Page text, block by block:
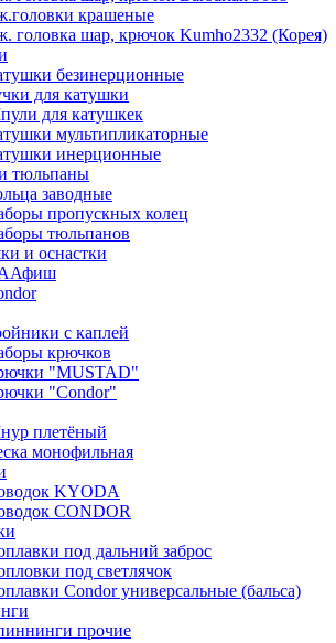
крашеные
головка шар, крючок Kumho2332 (Корея)
безинерционные
для катушки
для катушкек
мультипликаторные
инерционные
тюльпаны
заводные
пропускных колец
тюльпанов
и оснастки
с каплей
крючков
"MUSTAD"
"Condor"
плетёный
монофильная
KYODA
CONDOR
под дальний заброс
под светлячок
Condor универсальные (бальса)
прочие